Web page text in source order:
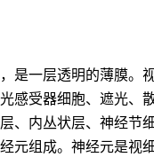
是一层透明的薄膜
感受器细胞、遮光
、内丛状层、神经
元组成。神经元是